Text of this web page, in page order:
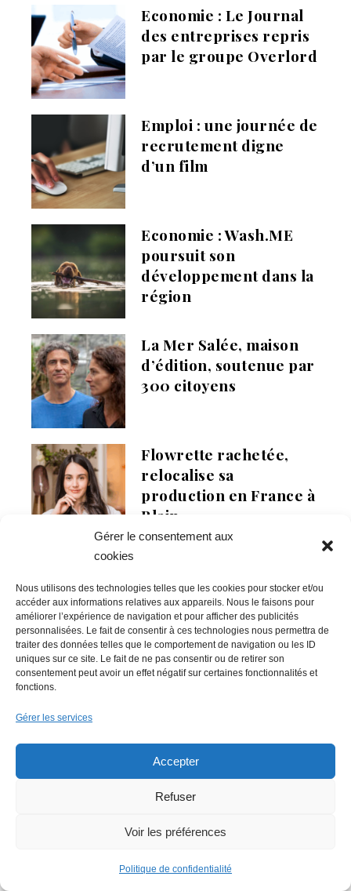
Gérer le consentement aux
cookies
Nous utilisons des technologies telles que les cookies pour stocker et/ou
accéder aux informations relatives aux appareils. Nous le faisons pour
améliorer l’expérience de navigation et pour afficher des publicités
personnalisées. Le fait de consentir à ces technologies nous permettra de
traiter des données telles que le comportement de navigation ou les ID
uniques sur ce site. Le fait de ne pas consentir ou de retirer son
consentement peut avoir un effet négatif sur certaines fonctionnalités et
fonctions.
Gérer les services
Accepter
Refuser
Voir les préférences
Politique de confidentialité
Economie : Le Journal
des entreprises repris
par le groupe Overlord
Emploi : une journée de
recrutement digne
d’un film
Economie : Wash.ME
poursuit son
développement dans la
région
La Mer Salée, maison
d’édition, soutenue par
300 citoyens
Flowrette rachetée,
relocalise sa
production en France à
Blain
Lire + d'infos éco